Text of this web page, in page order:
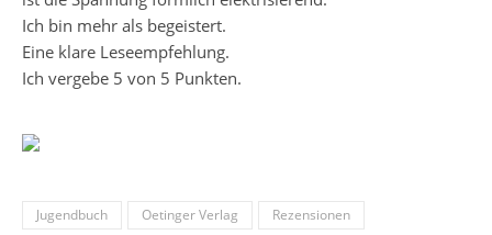
Ich bin mehr als begeistert.
Eine klare Leseempfehlung.
Ich vergebe 5 von 5 Punkten.
Jugendbuch Oetinger Verlag Rezensionen